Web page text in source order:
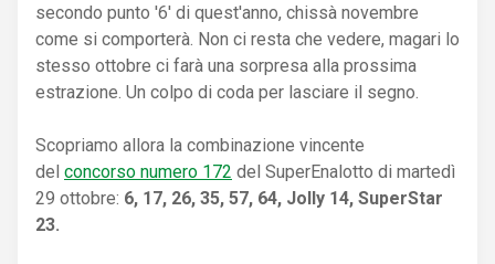
secondo punto '6' di quest'anno, chissà novembre
come si comporterà. Non ci resta che vedere, magari lo
stesso ottobre ci farà una sorpresa alla prossima
estrazione. Un colpo di coda per lasciare il segno.
Scopriamo allora la combinazione vincente
del concorso numero 172 del SuperEnalotto di martedì
29 ottobre: 6, 17, 26, 35, 57, 64, Jolly 14, SuperStar
23.